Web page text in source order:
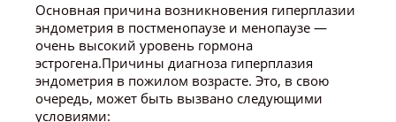
Основная причина возникновения гиперплазии
эндометрия в постменопаузе и менопаузе —
очень высокий уровень гормона
эстрогена.Причины диагноза гиперплазия
эндометрия в пожилом возрасте. Это, в свою
очередь, может быть вызвано следующими
условиями: